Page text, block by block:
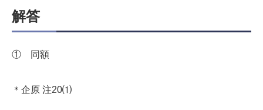
解答
① 同額
＊企原 注20⑴